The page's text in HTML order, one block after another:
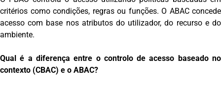
critérios como condições, regras ou funções. O ABAC concede
acesso com base nos atributos do utilizador, do recurso e do
ambiente.
Qual é a diferença entre o controlo de acesso baseado no
contexto (CBAC) e o ABAC?